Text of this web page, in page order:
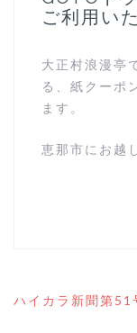
ご利用い
大正村浪漫亭
る、紙クーポ
ます。
恵那市にお越
投
ハイカラ新聞第51